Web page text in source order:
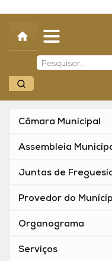
Concelho
Município
Turismo
Cultura
Outros
Balcão Online
Câmara Municipal
Assembleia
Juntas de
Provedor do
Organograma
Serviços